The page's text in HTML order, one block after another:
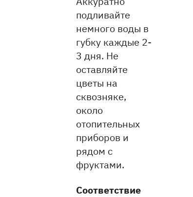
подливайте
немного воды в
губку каждые 2-
3 дня. Не
оставляйте
цветы на
сквозняке,
около
отопительных
приборов и
рядом с
фруктами.
Соответствие